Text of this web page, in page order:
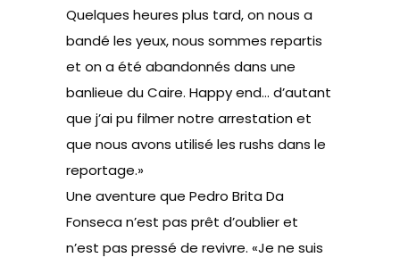
Quelques heures plus tard, on nous a
bandé les yeux, nous sommes repartis
et on a été abandonnés dans une
banlieue du Caire. Happy end… d’autant
que j’ai pu filmer notre arrestation et
que nous avons utilisé les rushs dans le
reportage.»
Une aventure que Pedro Brita Da
Fonseca n’est pas prêt d’oublier et
n’est pas pressé de revivre. «Je ne suis